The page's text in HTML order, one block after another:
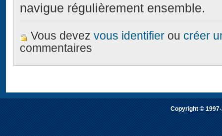
navigue régulièrement ensemble.
Vous devezvous identifier ou créer
commentaires
Copyright ©